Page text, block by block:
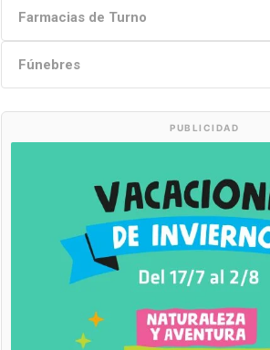
Farmacias de Turno
Fúnebres
PUBLICIDAD